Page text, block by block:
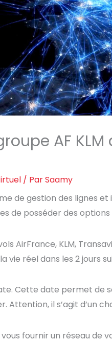
AF
/ ParSaamy
de gestion des lignes
de posséder des options
AirFrance, KLM,
réel dans les 2 jours
Cette date permet de
Attention, il s’agit d’un
fournir un réseau de